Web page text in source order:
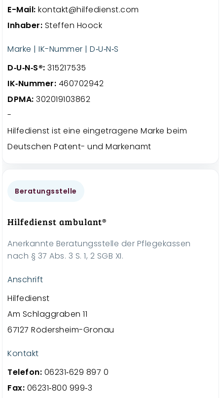
E-Mail: kontakt@hilfedienst.com
Inhaber: Steffen Hoock
Marke | IK-Nummer | D‑U‑N‑S
D‑U‑N‑S®: 315217535
IK‑Nummer: 460702942
DPMA: 302019103862
-
Hilfedienst ist eine eingetragene Marke beim
Deutschen Patent- und Markenamt
Beratungsstelle
Hilfedienst ambulant®
Anerkannte Beratungsstelle der Pflegekassen
nach § 37 Abs. 3 S. 1, 2 SGB XI.
Anschrift
Hilfedienst
Am Schlaggraben 11
67127 Rödersheim-Gronau
Kontakt
Telefon: 06231‑629 897 0
Fax: 06231‑800 999‑3